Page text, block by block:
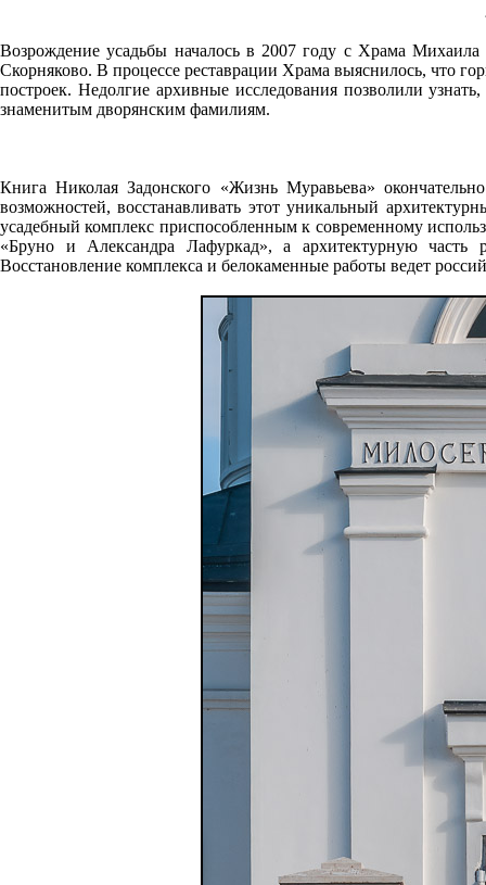
Возрождение усадьбы началось в 2007 году с Храма Михаила
Скорняково. В процессе реставрации Храма выяснилось, что
построек. Недолгие архивные исследования позволили
знаменитым дворянским фамилиям.
Книга Николая Задонского «Жизнь Муравьева»
возможностей, восстанавливать этот уникальный
усадебный комплекс приспособленным к современному
«Бруно и Александра Лафуркад», а архитектурную часть
Восстановление комплекса и белокаменные работы ведет